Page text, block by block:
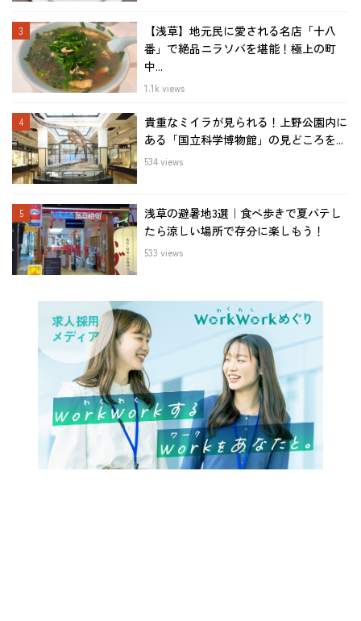
【浅草】地元民に愛される名店「十八
番」で絶品ニラソバを堪能！極上の町
中...
1.1k views
貴重なミイラが見られる！上野公園内に
ある「国立科学博物館」の見どころを...
534 views
浅草の避暑地3選｜食べ歩きで夏バテし
たら涼しい場所で存分に楽しもう！
533 views